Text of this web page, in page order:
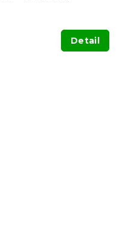
Detail